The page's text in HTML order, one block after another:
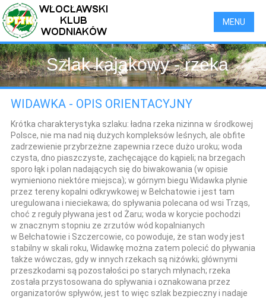
MENU
Szlak kajakowy - rzeka
Widawka
WIDAWKA - OPIS ORIENTACYJNY
Krótka charakterystyka szlaku: ładna rzeka nizinna w środkowej
Polsce, nie ma nad nią dużych kompleksów leśnych, ale obfite
zadrzewienie przybrzeżne zapewnia rzece dużo uroku; woda
czysta, dno piaszczyste, zachęcające do kąpieli; na brzegach
sporo łąk i polan nadających się do biwakowania (w opisie
wymieniono niektóre miejsca); w górnym biegu Widawka płynie
przez tereny kopalni odkrywkowej w Bełchatowie i jest tam
uregulowana i nieciekawa; do spływania polecana od wsi Trząs,
choć z reguły pływana jest od Żaru; woda w korycie pochodzi
w znacznym stopniu ze zrzutów wód kopalnianych
w Bełchatowie i Szczercowie, co powoduje, że stan wody jest
stabilny w skali roku, Widawkę można zatem polecić do pływania
także wówczas, gdy w innych rzekach są niżówki; głównymi
przeszkodami są pozostałości po starych młynach; rzeka
została przystosowana do spływania i oznakowana przez
organizatorów spływów, jest to więc szlak bezpieczny i nadaje